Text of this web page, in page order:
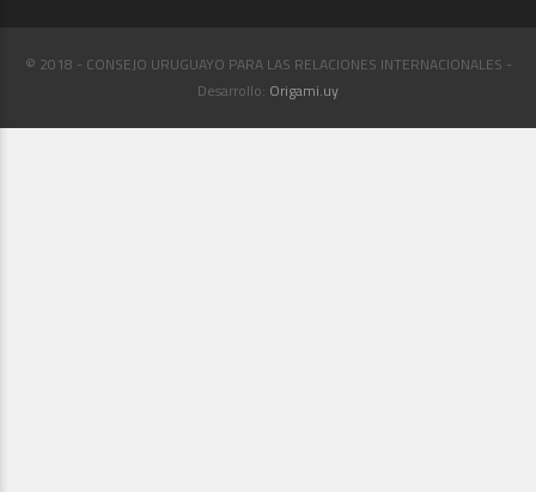
© 2018 - CONSEJO URUGUAYO PARA LAS RELACIONES INTERNACIONALES -
Desarrollo: Origami.uy